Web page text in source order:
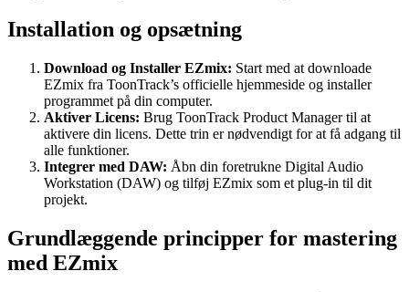
Installation og opsætning
Download og Installer EZmix: Start med at downloade
EZmix fra ToonTrack’s officielle hjemmeside og installer
programmet på din computer.
Aktiver Licens: Brug ToonTrack Product Manager til at
aktivere din licens. Dette trin er nødvendigt for at få adgang til
alle funktioner.
Integrer med DAW: Åbn din foretrukne Digital Audio
Workstation (DAW) og tilføj EZmix som et plug-in til dit
projekt.
Grundlæggende principper for mastering
med EZmix